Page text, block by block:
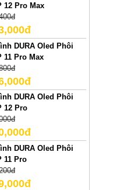
12 Pro Max
DURA Oled Phôi
11 Pro Max
DURA Oled Phôi
12 Pro
DURA Oled Phôi
11 Pro